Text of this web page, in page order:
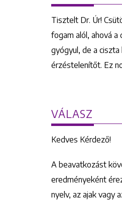
Tisztelt Dr. Úr!
fogam alól, ahová
gyógyul, de a
érzéstelenítőt. Ez
VÁLASZ
Kedves Kérdező!
A beavatkozást
eredményeként
nyelv, az ajak vagy